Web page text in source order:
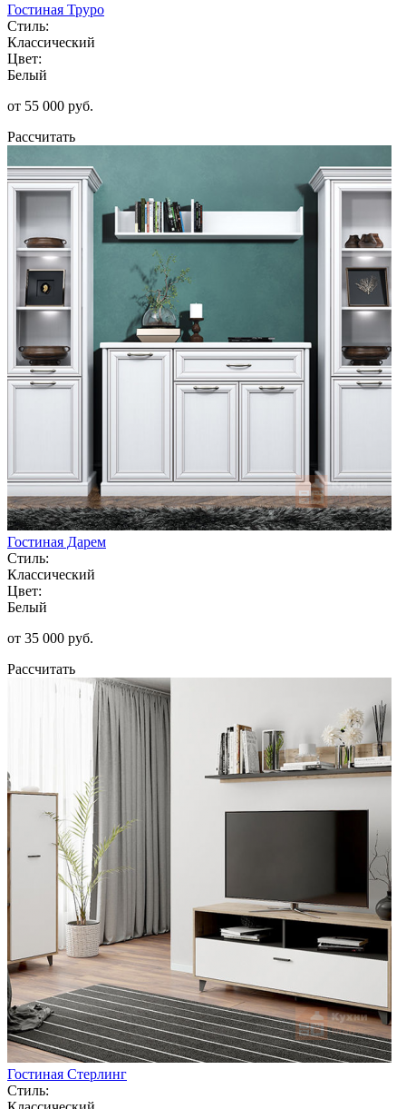
Гостиная Труро
Стиль:
Классический
Цвет:
Белый
от 55 000 руб.
Рассчитать
Гостиная Дарем
Стиль:
Классический
Цвет:
Белый
от 35 000 руб.
Рассчитать
Гостиная Стерлинг
Стиль: